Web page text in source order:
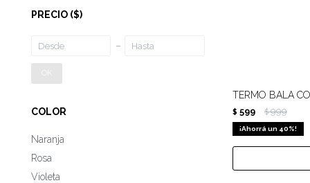
TERMO BALA
$ 599 $ 999
40
PRECIO ($)
COLOR
Naranja
Rosa
Violeta